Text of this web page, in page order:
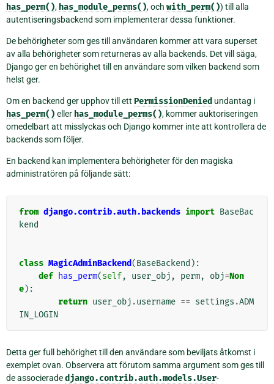
has_perm(), has_module_perms(), och with_perm()) till alla
autentiseringsbackend som implementerar dessa funktioner.
De behörigheter som ges till användaren kommer att vara superset
av alla behörigheter som returneras av alla backends. Det vill säga,
Django ger en behörighet till en användare som vilken backend som
helst ger.
Om en backend ger upphov till ett PermissionDenied undantag i
has_perm() eller has_module_perms(), kommer auktoriseringen
omedelbart att misslyckas och Django kommer inte att kontrollera de
backends som följer.
En backend kan implementera behörigheter för den magiska
administratören på följande sätt:
from django.contrib.auth.backends import BaseBac
kend
class MagicAdminBackend(BaseBackend ):
def has_perm(self, user_obj , perm, obj=Non
e):
return user_obj .username == settings .ADM
IN_LOGIN
Detta ger full behörighet till den användare som beviljats åtkomst i
exemplet ovan. Observera att förutom samma argument som ges till
de associeradedjango.contrib.auth.models.User-